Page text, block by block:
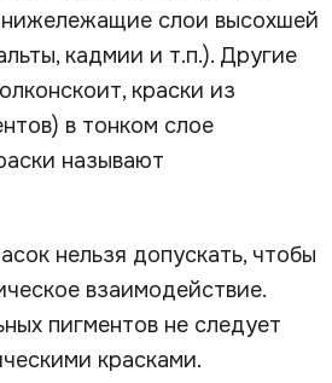
слои высохшей
кадмии и т.п.). Другие
краски из
в тонком слое
называют
нельзя допускать, чтобы
взаимодействие.
пигментов не следует
красками.